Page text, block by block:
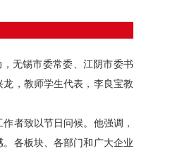
无锡市委常委、江阴市委书
，教师学生代表，李良宝教
者致以节日问候。他强调，
各板块、各部门和广大企业